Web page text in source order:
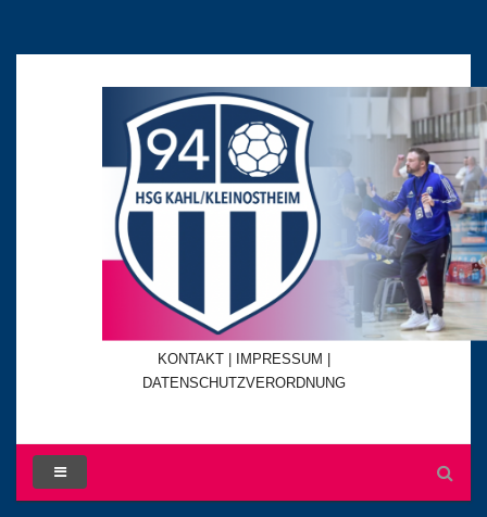
KONTAKT | IMPRESSUM |
DATENSCHUTZVERORDNUNG